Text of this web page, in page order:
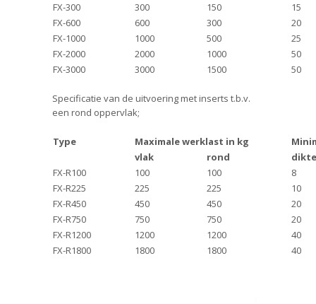
FX-300
300 150
15
FX-600
600 300
20
FX-1000
1000 500
25
FX-2000
2000 1000
50
FX-3000
3000 1500 50
Specificatie van de uitvoering met inserts t.b.v.
een rond oppervlak;
Type Maximale werklast in kg
vlak
rond
FX-R100
100 100
8
FX-R225
225 225
10
FX-R450
450 450
20
FX-R750
750 750
20
FX-R1200
1200 1200
40
FX-R1800
1800 1800 40